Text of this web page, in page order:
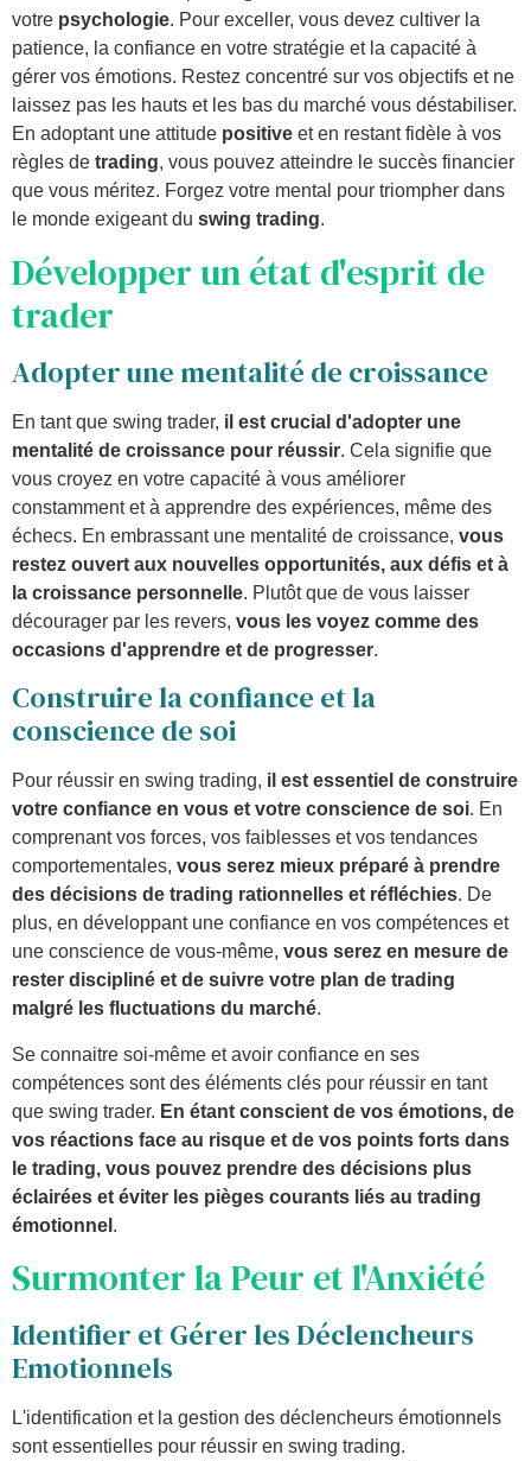
votre psychologie. Pour exceller, vous devez cultiver la
patience, la confiance en votre stratégie et la capacité à
gérer vos émotions. Restez concentré sur vos objectifs et ne
laissez pas les hauts et les bas du marché vous déstabiliser.
En adoptant une attitude positive et en restant fidèle à vos
règles de trading, vous pouvez atteindre le succès financier
que vous méritez. Forgez votre mental pour triompher dans
le monde exigeant du swing trading.
Développer un état d'esprit de
trader
Adopter une mentalité de croissance
En tant que swing trader, il est crucial d'adopter une
mentalité de croissance pour réussir. Cela signifie que
vous croyez en votre capacité à vous améliorer
constamment et à apprendre des expériences, même des
échecs. En embrassant une mentalité de croissance, vous
restez ouvert aux nouvelles opportunités, aux défis et à
la croissance personnelle. Plutôt que de vous laisser
décourager par les revers, vous les voyez comme des
occasions d'apprendre et de progresser.
Construire la confiance et la
conscience de soi
Pour réussir en swing trading, il est essentiel de construire
votre confiance en vous et votre conscience de soi. En
comprenant vos forces, vos faiblesses et vos tendances
comportementales, vous serez mieux préparé à prendre
des décisions de trading rationnelles et réfléchies. De
plus, en développant une confiance en vos compétences et
une conscience de vous-même, vous serez en mesure de
rester discipliné et de suivre votre plan de trading
malgré les fluctuations du marché.
Se connaitre soi-même et avoir confiance en ses
compétences sont des éléments clés pour réussir en tant
que swing trader. En étant conscient de vos émotions, de
vos réactions face au risque et de vos points forts dans
le trading, vous pouvez prendre des décisions plus
éclairées et éviter les pièges courants liés au trading
émotionnel .
Surmonter la Peur et l'Anxiété
Identifier et Gérer les Déclencheurs
Emotionnels
L'identification et la gestion des déclencheurs émotionnels
sont essentielles pour réussir en swing trading.